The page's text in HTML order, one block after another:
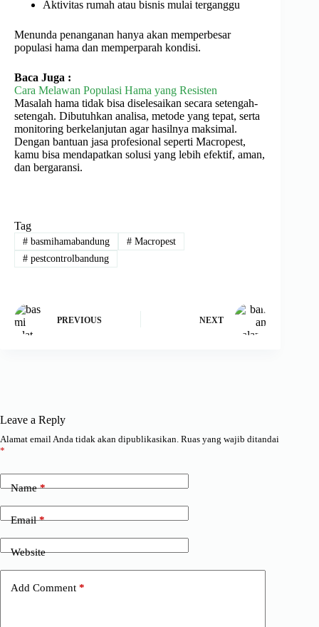
Aktivitas rumah atau bisnis mulai terganggu
Menunda penanganan hanya akan memperbesar
populasi hama dan memperparah kondisi.
Baca Juga :
Cara Melawan Populasi Hama yang Resisten
Masalah hama tidak bisa diselesaikan secara setengah-
setengah. Dibutuhkan analisa, metode yang tepat, serta
monitoring berkelanjutan agar hasilnya maksimal.
Dengan bantuan jasa profesional seperti Macropest,
kamu bisa mendapatkan solusi yang lebih efektif, aman,
dan bergaransi.
Tag
#basmihamabandung #Macropest
#pestcontrolbandung
PREVIOUS NEXT
Leave a Reply
Alamat email Anda tidak akan dipublikasikan. Ruas yang wajib ditandai
*
Name*
Email*
Website
Add Comment *